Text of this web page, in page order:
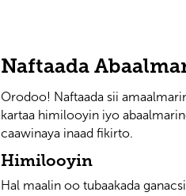
Naftaada
Orodoo! Naftaada sii
kartaa himilooyin iyo
caawinaya inaad fikirto.
Himilooyin
Hal maalin oo tubaakada